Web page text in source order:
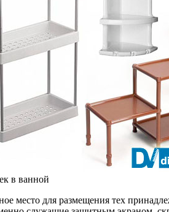
в ванной
место для размещения тех